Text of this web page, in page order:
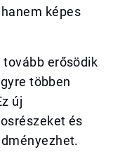
képes
erősödik
többen
új
és